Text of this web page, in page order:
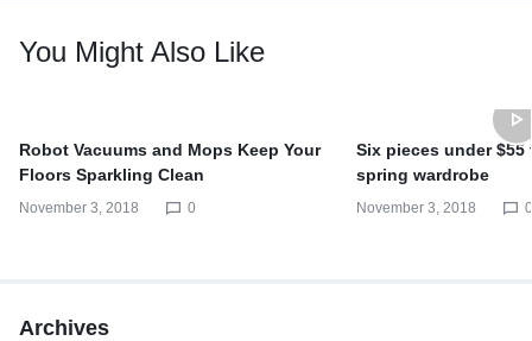
You Might Also Like
Robot Vacuums and Mops Keep Your
Floors Sparkling Clean
November 3, 2018 0
Six pieces under
spring wardrobe
November 3, 2018
Archives